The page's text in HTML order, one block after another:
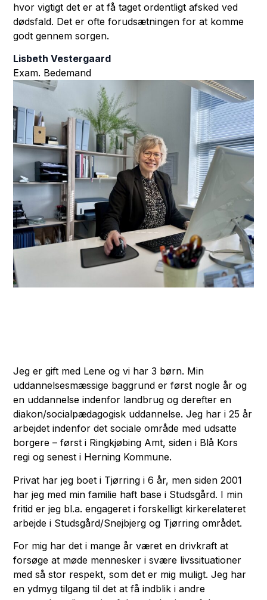
hvor vigtigt det er at få taget ordentligt afsked ved
dødsfald. Det er ofte forudsætningen for at komme
godt gennem sorgen.
Lisbeth Vestergaard
Exam. Bedemand
Jeg er gift med Lene og vi har 3 børn. Min
uddannelsesmæssige baggrund er først nogle år og
en uddannelse indenfor landbrug og derefter en
diakon/socialpædagogisk uddannelse. Jeg har i 25 år
arbejdet indenfor det sociale område med udsatte
borgere – først i Ringkjøbing Amt, siden i Blå Kors
regi og senest i Herning Kommune.
Privat har jeg boet i Tjørring i 6 år, men siden 2001
har jeg med min familie haft base i Studsgård. I min
fritid er jeg bl.a. engageret i forskelligt kirkerelateret
arbejde i Studsgård/Snejbjerg og Tjørring området.
For mig har det i mange år været en drivkraft at
forsøge at møde mennesker i svære livssituationer
med så stor respekt, som det er mig muligt. Jeg har
en ydmyg tilgang til det at få indblik i andre